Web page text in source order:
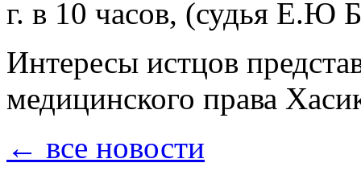
г. в 10 часов, (судья Е.Ю
Интересы истцов
медицинского права
← все новости